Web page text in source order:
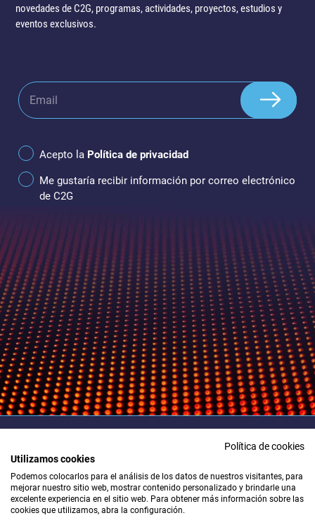
novedades de C2G, programas, actividades, proyectos, estudios y
eventos exclusivos.
Acepto la Política de privacidad
Me gustaría recibir información por correo electrónico
de C2G
Para cualquier duda póngase en contacto con nosotros
e intentaremos responder lo antes posible.
T: +34 671 982 384
Política de cookies
Utilizamos cookies
Podemos colocarlos para el análisis de los datos de nuestros visitantes, para
mejorar nuestro sitio web, mostrar contenido personalizado y brindarle una
excelente experiencia en el sitio web. Para obtener más información sobre las
cookies que utilizamos, abra la configuración.